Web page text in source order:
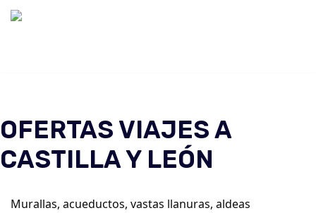
OFERTAS VIAJES A
CASTILLA Y LEÓN
Murallas, acueductos, vastas llanuras, aldeas